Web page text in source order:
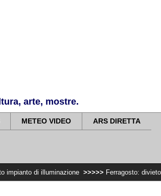
arte, mostre.
METEO VIDEO ARS DIRETTA
>>>>> Ferragosto: divieto di trasportare